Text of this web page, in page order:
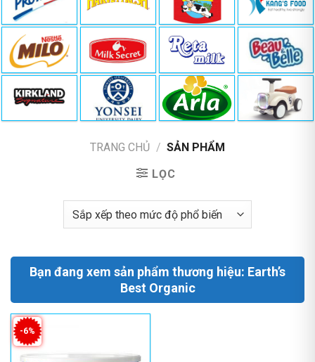
TRANG CHỦ / SẢN PHẨM
LỌC
Bạn đang xem sản phẩm thương hiệu: Earth’s
Best Organic
-6%